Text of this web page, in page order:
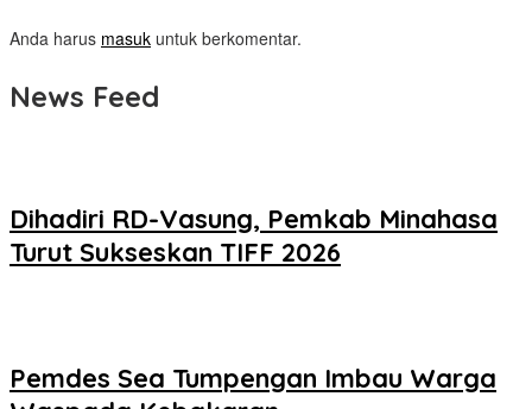
Anda harus masuk untuk berkomentar.
News Feed
Dihadiri RD-Vasung, Pemkab Minahasa
Turut Sukseskan TIFF 2026
Pemdes Sea Tumpengan Imbau Warga